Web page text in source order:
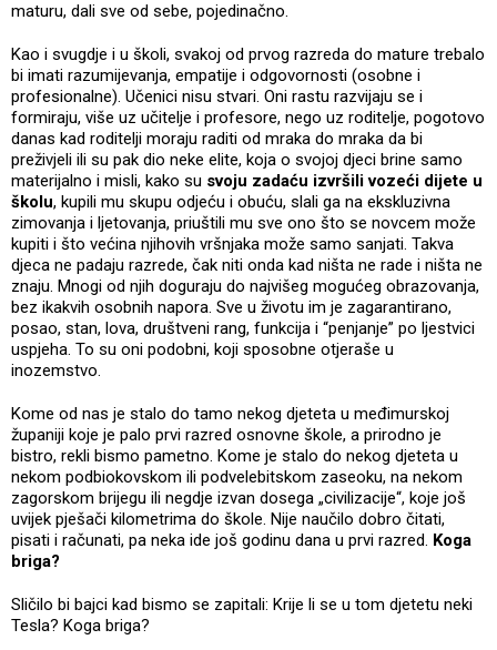
maturu, dali sve od sebe, pojedinačno.
Kao i svugdje i u školi, svakoj od prvog razreda do mature trebalo
bi imati razumijevanja, empatije i odgovornosti (osobne i
profesionalne). Učenici nisu stvari. Oni rastu razvijaju se i
formiraju, više uz učitelje i profesore, nego uz roditelje, pogotovo
danas kad roditelji moraju raditi od mraka do mraka da bi
preživjeli ili su pak dio neke elite, koja o svojoj djeci brine samo
materijalno i misli, kako su svoju zadaću izvršili vozeći dijete u
školu, kupili mu skupu odjeću i obuću, slali ga na ekskluzivna
zimovanja i ljetovanja, priuštili mu sve ono što se novcem može
kupiti i što većina njihovih vršnjaka može samo sanjati. Takva
djeca ne padaju razrede, čak niti onda kad ništa ne rade i ništa ne
znaju. Mnogi od njih doguraju do najvišeg mogućeg obrazovanja,
bez ikakvih osobnih napora. Sve u životu im je zagarantirano,
posao, stan, lova, društveni rang, funkcija i “penjanje” po ljestvici
uspjeha. To su oni podobni, koji sposobne otjeraše u
inozemstvo.
Kome od nas je stalo do tamo nekog djeteta u međimurskoj
županiji koje je palo prvi razred osnovne škole, a prirodno je
bistro, rekli bismo pametno. Kome je stalo do nekog djeteta u
nekom podbiokovskom ili podvelebitskom zaseoku, na nekom
zagorskom brijegu ili negdje izvan dosega „civilizacije“, koje još
uvijek pješači kilometrima do škole. Nije naučilo dobro čitati,
pisati i računati, pa neka ide još godinu dana u prvi razred. Koga
briga?
Sličilo bi bajci kad bismo se zapitali: Krije li se u tom djetetu neki
Tesla? Koga briga?